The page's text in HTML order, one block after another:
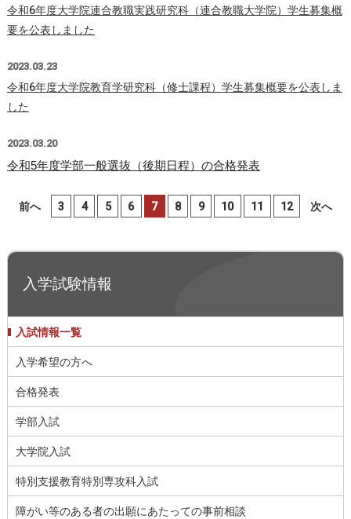
令和6年度大学院連合教職実践研究科（連合教職大学院）学生募集概
要を公表しました
2023.03.23
令和6年度大学院教育学研究科（修士課程）学生募集概要を公表しま
した
2023.03.20
令和5年度学部一般選抜（後期日程）の合格発表
前へ 3 4 5 6 7 8 9 10 11 12 次へ
入学試験情報
入試情報一覧
入学希望の方へ
合格発表
学部入試
大学院入試
特別支援教育特別専攻科入試
障がい等のある者の出願にあたっての事前相談